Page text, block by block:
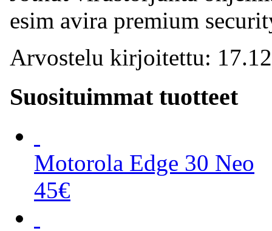
esim avira premium
Arvostelu kirjoitettu:
Suosituimmat tuotteet
Motorola Edge 30 Neo
45€